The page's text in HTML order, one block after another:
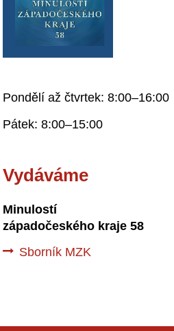
Pondělí až čtvrtek: 8:00–16:00
Pátek: 8:00–15:00
Vydáváme
Minulostí
západočeského kraje 58
Sborník MZK